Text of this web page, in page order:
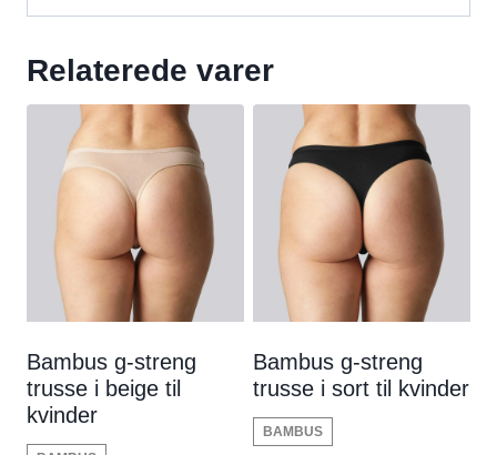
Relaterede varer
Bambus g-streng
trusse i beige til
kvinder
Bambus g-streng
trusse i sort til kvinder
BAMBUS